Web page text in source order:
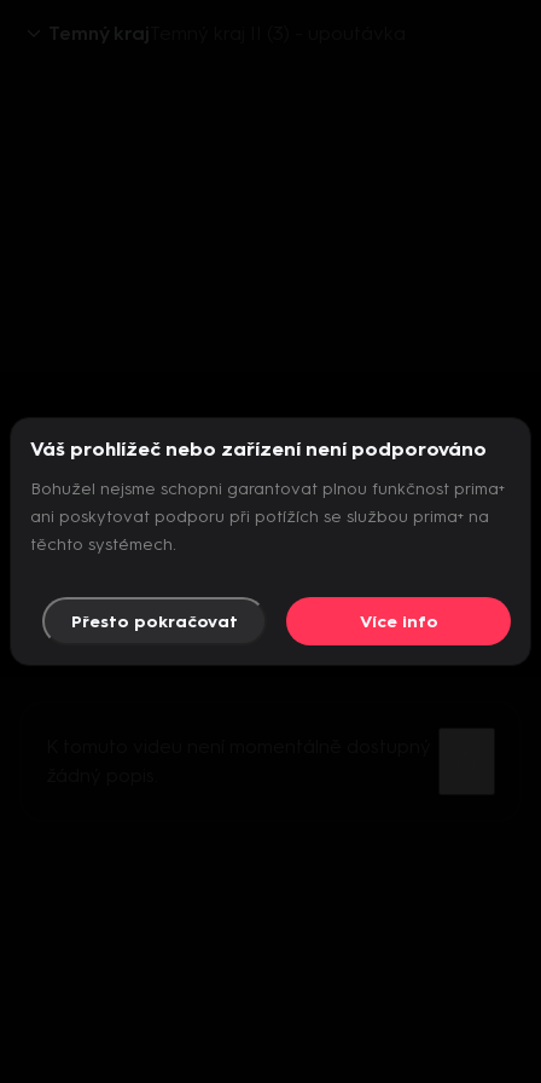
Temný kraj
Nepodařilo se inicializovat přehrávač
Váš prohlížeč nebo zařízení není podporováno
Bohužel nejsme schopni garantovat plnou funkčnost prima+
ani poskytovat podporu při potížích se službou prima+ na
těchto systémech.
Přesto pokračovat Více info